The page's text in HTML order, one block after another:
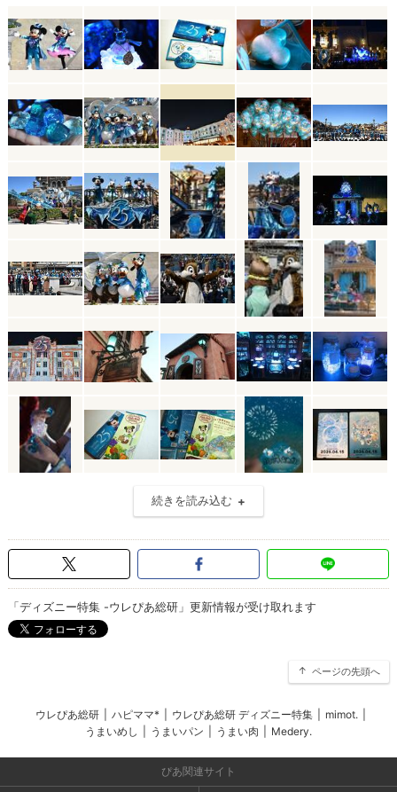
続きを読み込む
「ディズニー特集 -ウレぴあ総研」更新情報が受け取れます
ページの先頭へ
ウレぴあ総研 ハピママ* ウレぴあ総研 ディズニー特集 mimot.
うまいめし
うまいパン うまい肉 Medery.
ぴあ関連サイト